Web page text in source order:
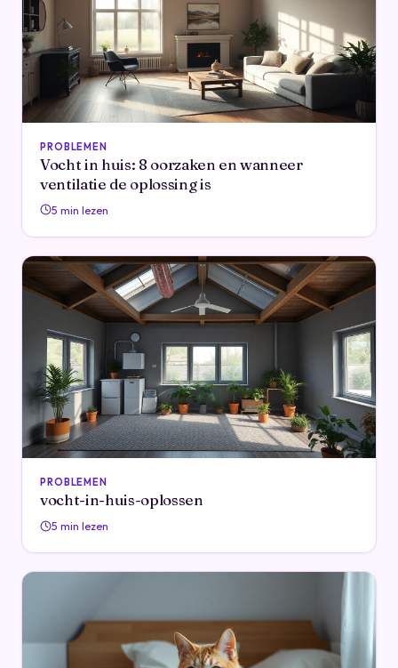
PROBLEMEN
Vocht in huis: 8 oorzaken en wanneer
ventilatie de oplossing is
5 min lezen
PROBLEMEN
vocht-in-huis-oplossen
5 min lezen